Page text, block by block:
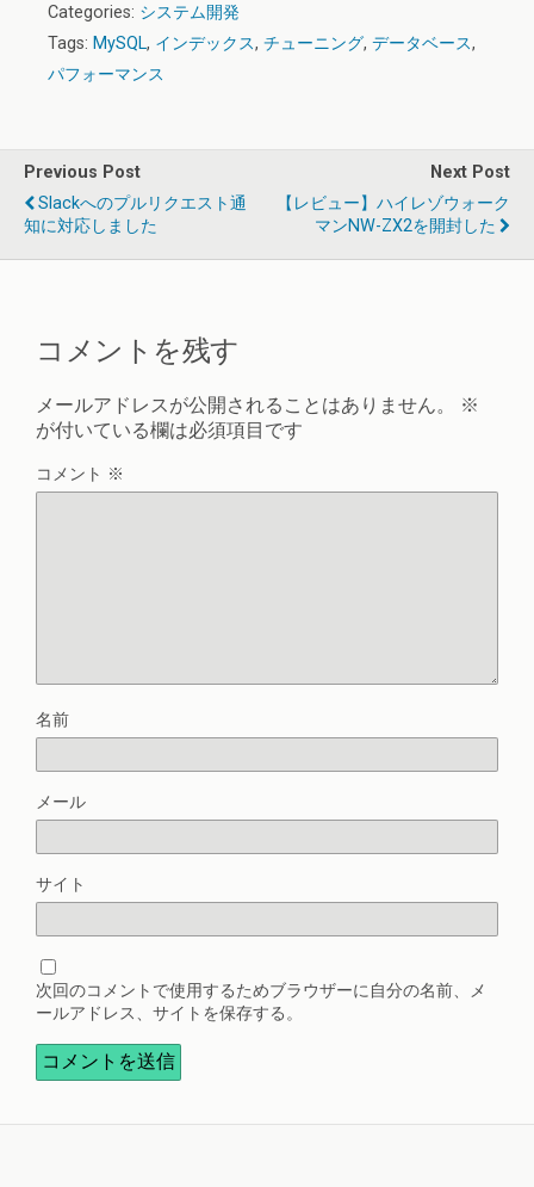
Categories: システム開発
Tags: MySQL, インデックス, チューニング, データベース,
パフォーマンス
Previous Post
Slackへのプルリクエスト通
知に対応しました
Next Post
【レビュー】ハイレゾウォーク
マンNW-ZX2を開封した
コメントを残す
メールアドレスが公開されることはありません。
※
が付いている欄は必須項目です
コメント ※
名前
メール
サイト
次回のコメントで使用するためブラウザーに自分の名前、メ
ールアドレス、サイトを保存する。